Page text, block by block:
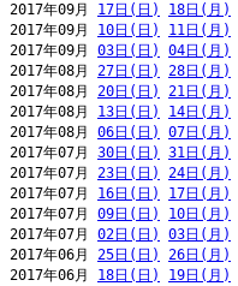
2017年09月 17日(日) 18日(月)
2017年09月 10日(日) 11日(月)
2017年09月 03日(日) 04日(月)
2017年08月 27日(日) 28日(月)
2017年08月 20日(日) 21日(月)
2017年08月 13日(日) 14日(月)
2017年08月 06日(日) 07日(月)
2017年07月 30日(日) 31日(月)
2017年07月 23日(日) 24日(月)
2017年07月 16日(日) 17日(月)
2017年07月 09日(日) 10日(月)
2017年07月 02日(日) 03日(月)
2017年06月 25日(日) 26日(月)
2017年06月 18日(日) 19日(月)